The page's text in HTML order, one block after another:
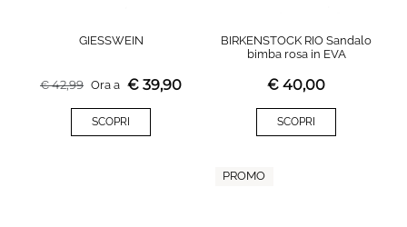
GIESSWEIN
€42,99 Ora a € 39,90
SCOPRI
BIRKENSTOCK RIO Sandalo
bimba rosa in EVA
€ 40,00
SCOPRI
PROMO